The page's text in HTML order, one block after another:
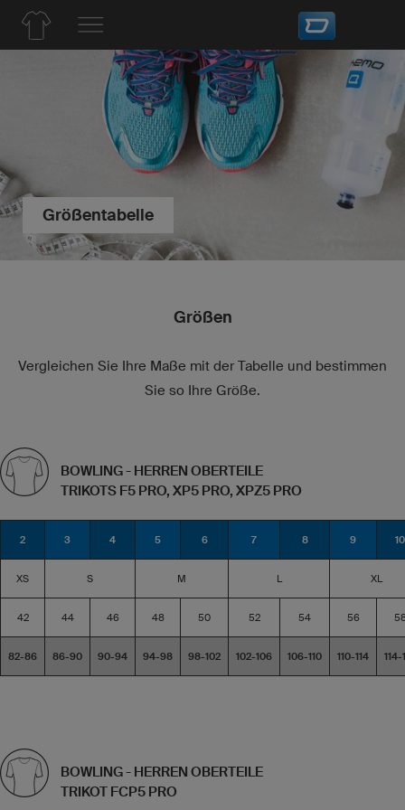
Größentabelle
Größen
Vergleichen Sie Ihre Maße mit der Tabelle und bestimmen
Sie so Ihre Größe.
BOWLING - HERREN OBERTEILE
TRIKOTS F5 PRO, XP5 PRO, XPZ5 PRO
2 3 4 5 6 7 8 9 10
XS S M L XL
42 44 46 48 50 52 54 56
82-86 86-90 90-94 94-98 98-102 102-106 106-110 110-114 114-
BOWLING - HERREN OBERTEILE
TRIKOT FCP5 PRO